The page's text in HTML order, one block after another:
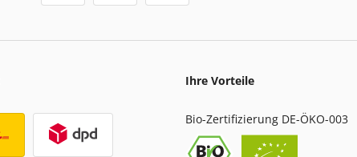
Ihre Vorteile
Bio-Zertifizierung DE-ÖKO-003